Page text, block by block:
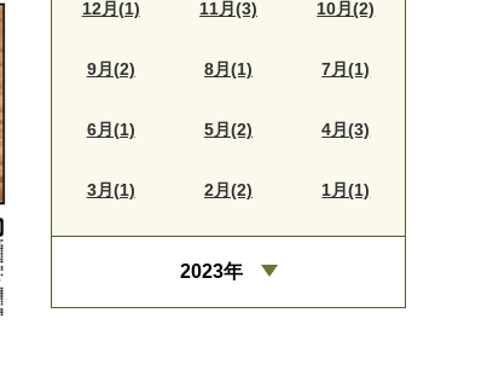
12月(1) 11月(3) 10月(2)
9月(2) 8月(1) 7月(1)
6月(1) 5月(2) 4月(3)
3月(1) 2月(2) 1月(1)
2023年